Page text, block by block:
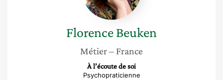
FlorenceBeuken
Métier– France
À l’écoute de soi
Psychopraticienne